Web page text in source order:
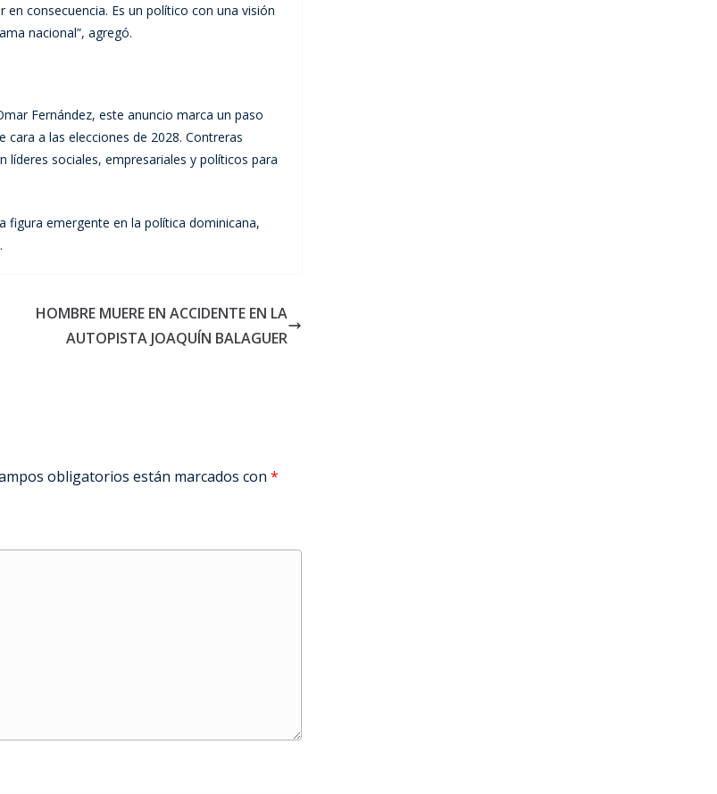
consecuencia. Es un político con una visión
nacional”, agregó.
Fernández, este anuncio marca un paso
a las elecciones de 2028. Contreras
sociales, empresariales y políticos para
figura emergente en la política dominicana,
HOMBRE MUERE EN ACCIDENTE EN LA
AUTOPISTA JOAQUÍN BALAGUER
obligatorios están marcados con *